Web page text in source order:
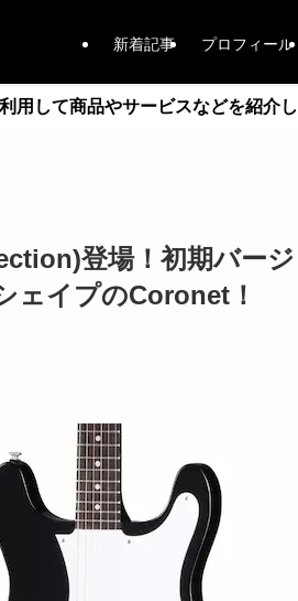
新着記事 プロフィール
用して商品やサービスなどを紹介
登場！初期バー
ェイプのCoronet！